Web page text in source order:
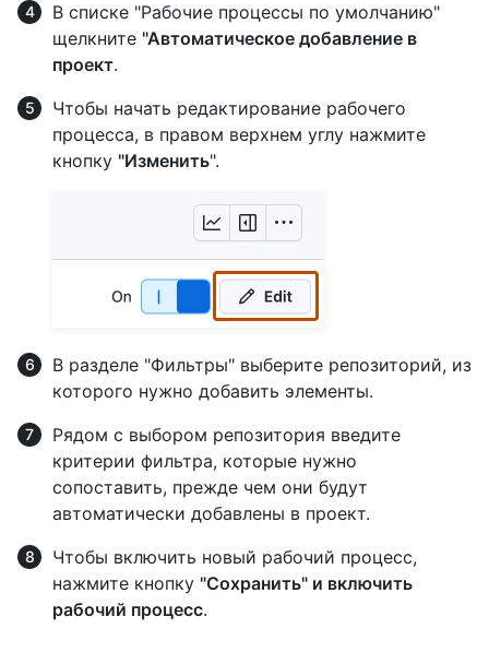
В списке "Рабочие процессы по умолчанию"
щелкните "Автоматическое добавление в
проект.
Чтобы начать редактирование рабочего
процесса, в правом верхнем углу нажмите
кнопку "Изменить".
В разделе "Фильтры" выберите репозиторий, из
которого нужно добавить элементы.
Рядом с выбором репозитория введите
критерии фильтра, которые нужно
сопоставить, прежде чем они будут
автоматически добавлены в проект.
Чтобы включить новый рабочий процесс,
нажмите кнопку "Сохранить" и включить
рабочий процесс.